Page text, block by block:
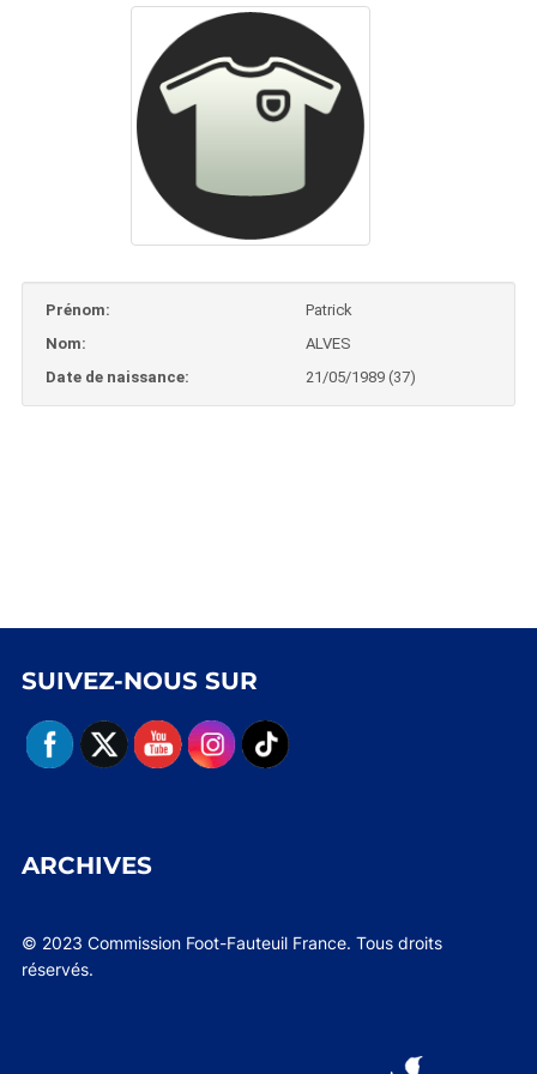
Prénom:
Patrick
Nom:
ALVES
Date de naissance:
21/05/1989 (37)
SUIVEZ-NOUS SUR
ARCHIVES
© 2023 Commission Foot-Fauteuil France. Tous droits
réservés.